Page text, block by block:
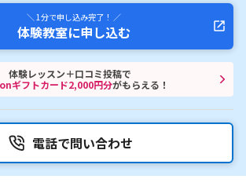
＼ 1分で申し込み完了！ ／
体験教室に申し込む
体験レッスン＋口コミ投稿で
ギフトカード2,000円分がもらえる！
電話で問い合わせ